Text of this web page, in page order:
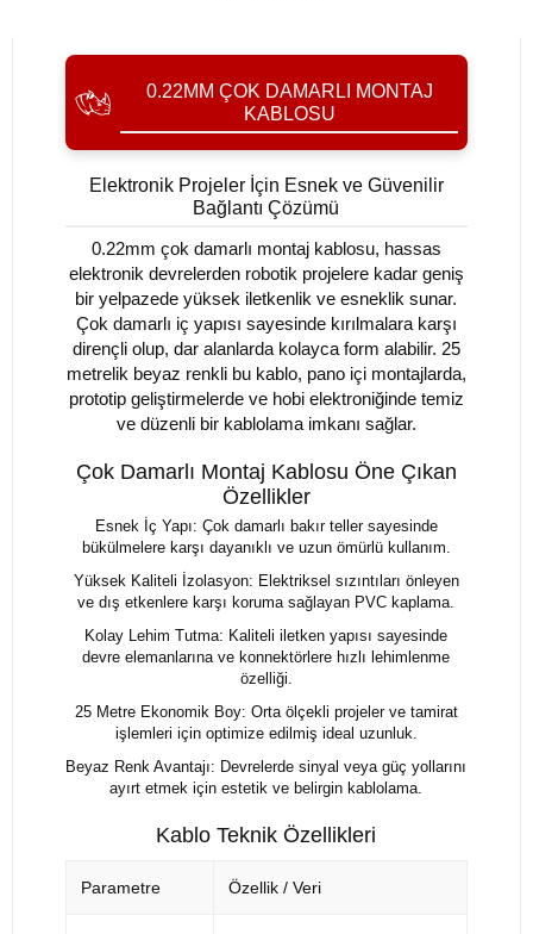
0.22MM ÇOK DAMARLI MONTAJ
KABLOSU
Elektronik Projeler İçin Esnek ve Güvenilir
Bağlantı Çözümü
0.22mm çok damarlı montaj kablosu, hassas
elektronik devrelerden robotik projelere kadar geniş
bir yelpazede yüksek iletkenlik ve esneklik sunar.
Çok damarlı iç yapısı sayesinde kırılmalara karşı
dirençli olup, dar alanlarda kolayca form alabilir. 25
metrelik beyaz renkli bu kablo, pano içi montajlarda,
prototip geliştirmelerde ve hobi elektroniğinde temiz
ve düzenli bir kablolama imkanı sağlar.
Çok Damarlı Montaj Kablosu Öne Çıkan
Özellikler
Esnek İç Yapı: Çok damarlı bakır teller sayesinde
bükülmelere karşı dayanıklı ve uzun ömürlü kullanım.
Yüksek Kaliteli İzolasyon: Elektriksel sızıntıları önleyen
ve dış etkenlere karşı koruma sağlayan PVC kaplama.
Kolay Lehim Tutma: Kaliteli iletken yapısı sayesinde
devre elemanlarına ve konnektörlere hızlı lehimlenme
özelliği.
25 Metre Ekonomik Boy: Orta ölçekli projeler ve tamirat
işlemleri için optimize edilmiş ideal uzunluk.
Beyaz Renk Avantajı: Devrelerde sinyal veya güç yollarını
ayırt etmek için estetik ve belirgin kablolama.
Kablo Teknik Özellikleri
Parametre Özellik / Veri